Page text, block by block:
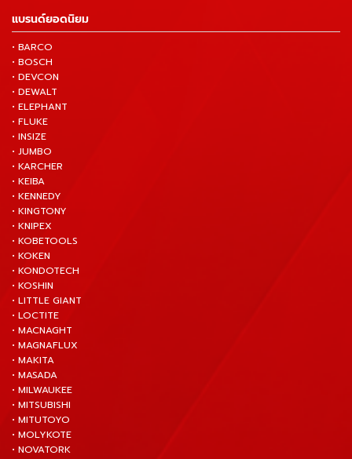
แบรนด์ยอดนิยม
• BARCO
• BOSCH
• DEVCON
• DEWALT
• ELEPHANT
• FLUKE
• INSIZE
• JUMBO
• KARCHER
• KEIBA
• KENNEDY
• KINGTONY
• KNIPEX
• KOBETOOLS
• KOKEN
• KONDOTECH
• KOSHIN
• LITTLE GIANT
• LOCTITE
• MACNAGHT
• MAGNAFLUX
• MAKITA
• MASADA
• MILWAUKEE
• MITSUBISHI
• MITUTOYO
• MOLYKOTE
• NOVATORK